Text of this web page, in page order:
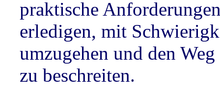
praktische
erledigen, mit
umzugehen und den
zu beschreiten.